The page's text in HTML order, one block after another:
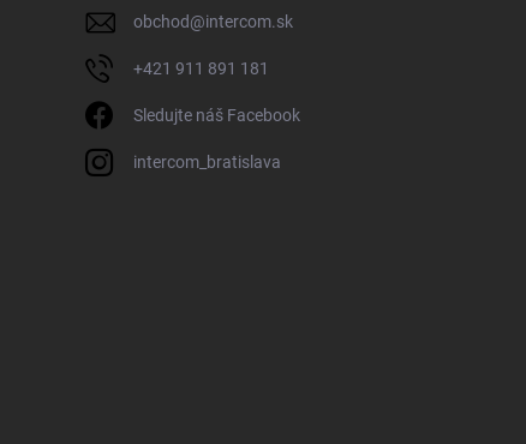
obchod@intercom.sk
+421 911 891 181
Sledujte náš Facebook
intercom_bratislava